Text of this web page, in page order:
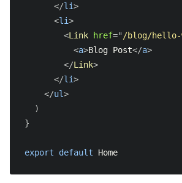
TypeScript
カスタム `Document`
エラーページのカスタマイズ
`src` ディレクトリ
マルチゾーン
next/head
next/amp
next/server
Edge Runtime
Data Fetching
next.config.js
</li>
<li>
<Link href=" /blog/hello-
<a>Blog Post</a>
</Link>
</li>
</ul>
)
}
export default Home